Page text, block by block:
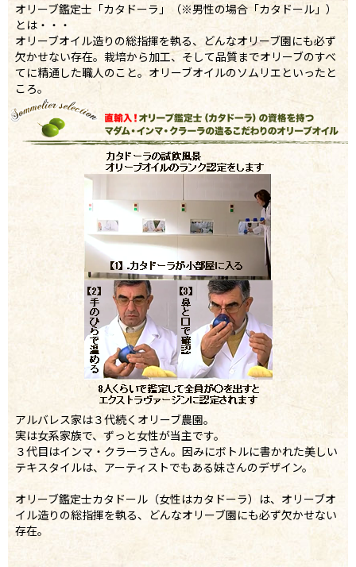
オリーブ鑑定士「カタドーラ」（※男性の場合「カタドール」）
とは・・・
オリーブオイル造りの総指揮を執る、どんなオリーブ園にも必ず
欠かせない存在。栽培から加工、そして品質までオリーブのすべ
てに精通した職人のこと。オリーブオイルのソムリエといったと
ころ。
アルバレス家は３代続くオリーブ農園。
実は女系家族で、ずっと女性が当主です。
３代目はインマ・クラーラさん。因みにボトルに書かれた美しい
テキスタイルは、アーティストでもある妹さんのデザイン。
オリーブ鑑定士カタドール（女性はカタドーラ）は、オリーブオ
イル造りの総指揮を執る、どんなオリーブ園にも必ず欠かせない
存在。